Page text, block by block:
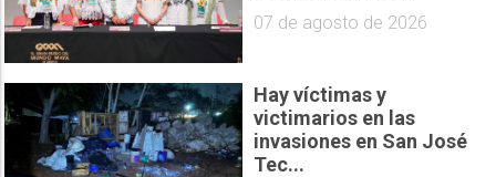
07 de agosto de 2026
Hay víctimas y
victimarios en las
invasiones en San José
Tec...